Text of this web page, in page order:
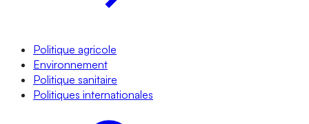
Politique agricole
Environnement
Politique sanitaire
Politiques internationales